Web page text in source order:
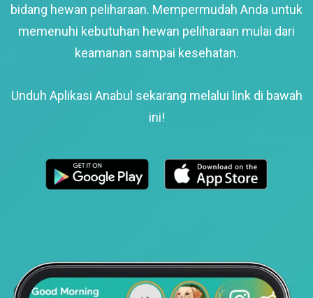
bidang hewan peliharaan. Mempermudah Anda untuk
memenuhi kebutuhan hewan peliharaan mulai dari
keamanan sampai kesehatan.
Unduh Aplikasi Anabul sekarang melalui link di bawah
ini!